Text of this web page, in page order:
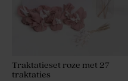
Traktatieset roze met 27
traktaties